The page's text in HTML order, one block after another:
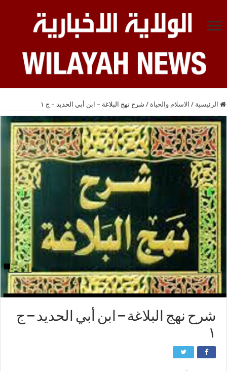
الرئيسية / الاسلام والحياة / شرح نهج البلاغة – ابن أبي الحديد – ج ١
شرح نهج البلاغة – ابن أبي الحديد – ج
١